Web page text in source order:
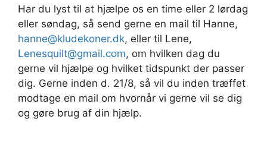
Har du lyst til at hjælpe os en time eller 2 lørdag
eller søndag, så send gerne en mail til Hanne,
hanne@kludekoner.dk, eller til Lene,
Lenesquilt@gmail.com, om hvilken dag du
gerne vil hjælpe og hvilket tidspunkt der passer
dig. Gerne inden d. 21/8, så vil du inden træffet
modtage en mail om hvornår vi gerne vil se dig
og gøre brug af din hjælp.